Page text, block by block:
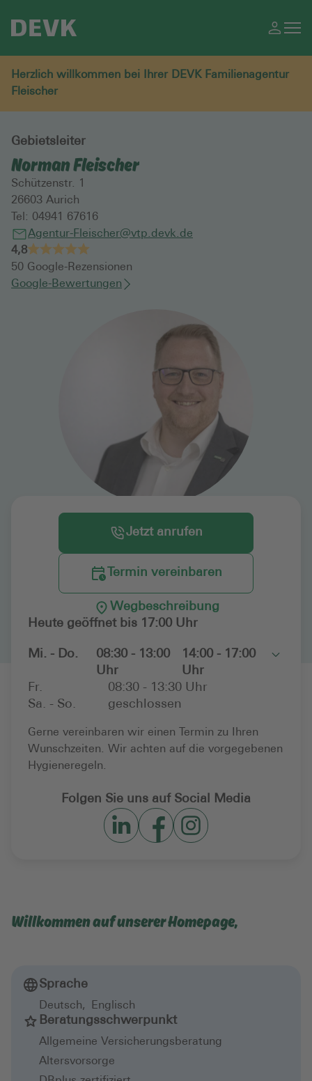
Herzlich willkommen bei Ihrer DEVK Familienagentur
Fleischer
Gebietsleiter
Norman Fleischer
Schützenstr. 1
26603 Aurich
Tel: 04941 67616
Agentur-Fleischer@vtp.devk.de
4,8
50 Google-Rezensionen
Google-Bewertungen
Jetzt anrufen
Termin vereinbaren
Wegbeschreibung
Heute geöffnet bis 17:00 Uhr
Mi. - Do.
08:30 - 13:00
Uhr
14:00 - 17:00
Uhr
Fr.
08:30 - 13:30 Uhr
Sa. - So.
geschlossen
Toggle
Gerne vereinbaren wir einen Termin zu Ihren
Wunschzeiten. Wir achten auf die vorgegebenen
Hygieneregeln.
Folgen Sie uns auf Social Media
Willkommen auf unserer Homepage,
Sprache
Deutsch, Englisch
Beratungsschwerpunkt
Allgemeine Versicherungsberatung
Altersvorsorge